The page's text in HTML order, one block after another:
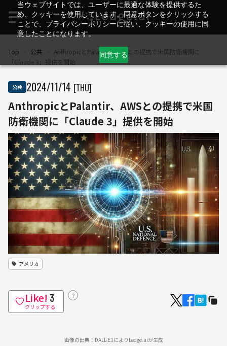
当ウェブサイトでは、ユーザーに最適な体験を提供するた
め、クッキーを使用しています。同意ボタンをクリックする
ことで、プライバシーポリシーに従い、クッキーの使用に同
意したことになります。
同意する
Top 公共
AnthropicとPalantir、AWSとの提携で米国防衛機関に
「Claude 3」提供を開始
公共 2024/11/14 [THU]
AnthropicとPalantir、AWSとの提携で米国
防衛機関に「Claude 3」提供を開始
アメリカ
Like! 3
クリップする
？
画像の出典：DALL-E3によりLedge.aiが生成